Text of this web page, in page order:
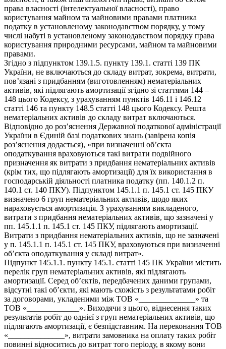
права власності (інтелектуальної власності), право
користування майном та майновими правами платника
податку в установленому законодавством порядку, у тому
числі набуті в установленому законодавством порядку права
користування природними ресурсами, майном та майновими
правами.
Згідно з підпунктом 139.1.5. пункту 139.1. статті 139 ПК
України, не включаються до складу витрат, зокрема, витрати,
пов’язані з придбанням (виготовленням) нематеріальних
активів, які підлягають амортизації згідно зі статтями 144 –
148 цього Кодексу, з урахуванням пунктів 146.11 і 146.12
статті 146 та пункту 148.5 статті 148 цього Кодексу. Решта
нематеріальних активів до складу витрат включаються.
Відповідно до роз’яснення Державної податкової адміністрації
України в Єдиній базі податкових знань (завірена копія
роз’яснення додається), «при визначенні об’єкта
оподаткування враховуються такі витрати подвійного
призначення як витрати з придбання нематеріальних активів
(крім тих, що підлягають амортизації) для їх використання в
господарській діяльності платника податку (пп. 140.1.2 п.
140.1 ст. 140 ПКУ). Підпунктом 145.1.1 п. 145.1 ст. 145 ПКУ
визначено 6 груп нематеріальних активів, щодо яких
нараховується амортизація. З урахуванням викладеного,
витрати з придбання нематеріальних активів, що зазначені у
пп. 145.1.1 п. 145.1 ст. 145 ПКУ, підлягають амортизації.
Витрати з придбання нематеріальних активів, що не зазначені
у п. 145.1.1 п. 145.1 ст. 145 ПКУ, враховуються при визначенні
об’єкта оподаткування у складі витрат».
Підпункт 145.1.1. пункту 145.1. статті 145 ПК України містить
перелік груп нематеріальних активів, які підлягають
амортизації. Серед об’єктів, передбачених даними групами,
відсутні такі об’єкти, які мають схожість з результатами робіт
за договорами, укладеними між ТОВ «______________» та
ТОВ «_____________». Виходячи з цього, віднесення таких
результатів робіт до однієї з груп нематеріальних активів, що
підлягають амортизації, є безпідставним. На переконання ТОВ
«______________», витрати замовника на оплату таких робіт
повинні відноситись до витрат того періоду, в якому вони